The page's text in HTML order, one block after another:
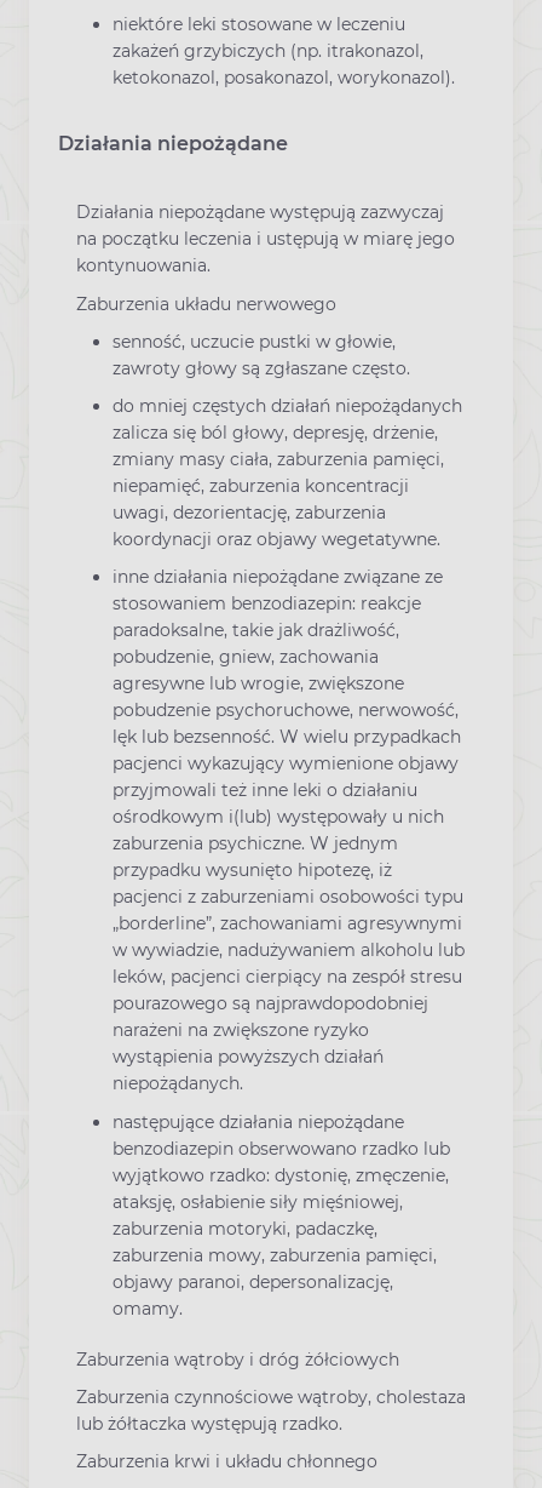
niektóre leki stosowane w leczeniu
zakażeń grzybiczych (np. itrakonazol,
ketokonazol, posakonazol, worykonazol).
Działania niepożądane
Działania niepożądane występują zazwyczaj
na początku leczenia i ustępują w miarę jego
kontynuowania.
Zaburzenia układu nerwowego
senność, uczucie pustki w głowie,
zawroty głowy są zgłaszane często.
do mniej częstych działań niepożądanych
zalicza się ból głowy, depresję, drżenie,
zmiany masy ciała, zaburzenia pamięci,
niepamięć, zaburzenia koncentracji
uwagi, dezorientację, zaburzenia
koordynacji oraz objawy wegetatywne.
inne działania niepożądane związane ze
stosowaniem benzodiazepin: reakcje
paradoksalne, takie jak drażliwość,
pobudzenie, gniew, zachowania
agresywne lub wrogie, zwiększone
pobudzenie psychoruchowe, nerwowość,
lęk lub bezsenność. W wielu przypadkach
pacjenci wykazujący wymienione objawy
przyjmowali też inne leki o działaniu
ośrodkowym i(lub) występowały u nich
zaburzenia psychiczne. W jednym
przypadku wysunięto hipotezę, iż
pacjenci z zaburzeniami osobowości typu
„borderline”, zachowaniami agresywnymi
w wywiadzie, nadużywaniem alkoholu lub
leków, pacjenci cierpiący na zespół stresu
pourazowego są najprawdopodobniej
narażeni na zwiększone ryzyko
wystąpienia powyższych działań
niepożądanych.
następujące działania niepożądane
benzodiazepin obserwowano rzadko lub
wyjątkowo rzadko: dystonię, zmęczenie,
ataksję, osłabienie siły mięśniowej,
zaburzenia motoryki, padaczkę,
zaburzenia mowy, zaburzenia pamięci,
objawy paranoi, depersonalizację,
omamy.
Zaburzenia wątroby i dróg żółciowych
Zaburzenia czynnościowe wątroby, cholestaza
lub żółtaczka występują rzadko.
Zaburzenia krwi i układu chłonnego